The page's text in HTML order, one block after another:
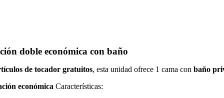
doble económica con baño
de tocador gratuitos, esta unidad ofrece 1 cama con baño
económica Características: